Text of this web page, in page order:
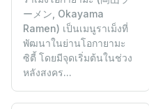
ーメン, Okayama
Ramen) เป็นเมนูราเม็งที่
พัฒนาในย่านโอกายามะ
ซิตี้ โดยมีจุดเริ่มต้นในช่วง
หลังสงคร...